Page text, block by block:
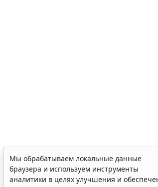
Мы обрабатываем локальные данные
браузера и используем инструменты
аналитики в целях улучшения и